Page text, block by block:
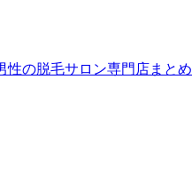
性の脱毛サロン専門店まとめ